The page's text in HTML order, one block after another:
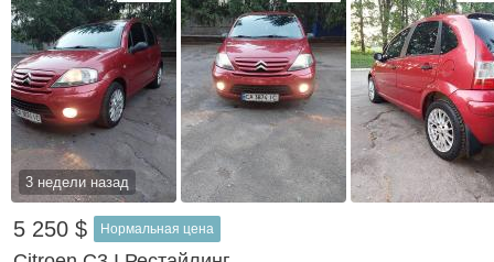
3 недели назад
5 250 $ Нормальная цена